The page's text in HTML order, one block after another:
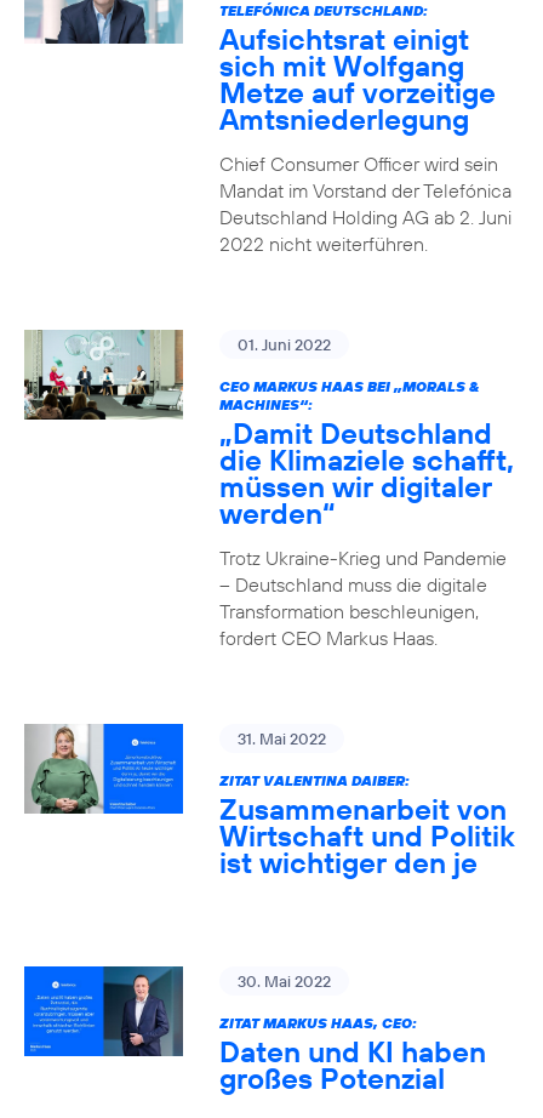
TELEFÓNICA DEUTSCHLAND:
Aufsichtsrat einigt
sich mit Wolfgang
Metze auf vorzeitige
Amtsniederlegung
Chief Consumer Officer wird sein
Mandat im Vorstand der Telefónica
Deutschland Holding AG ab 2. Juni
2022 nicht weiterführen.
01. Juni 2022
CEO MARKUS HAAS BEI „MORALS &
MACHINES“:
„Damit Deutschland
die Klimaziele schafft,
müssen wir digitaler
werden“
Trotz Ukraine-Krieg und Pandemie
– Deutschland muss die digitale
Transformation beschleunigen,
fordert CEO Markus Haas.
31. Mai 2022
ZITAT VALENTINA DAIBER:
Zusammenarbeit von
Wirtschaft und Politik
ist wichtiger den je
30. Mai 2022
ZITAT MARKUS HAAS, CEO:
Daten und KI haben
großes Potenzial